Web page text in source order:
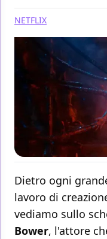
NETFLIX
Dietro ogni
lavoro di
vediamo sullo
Bower, l'attore